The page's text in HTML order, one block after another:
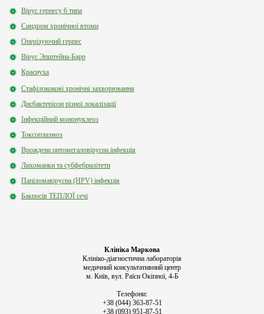
Вірус герпесу 6 типа
Синдром хронічної втоми
Оперізуючий герпес
Вірус Эпштейна-Барр
Краснуха
Стафілококові хронічні захворювання
Дисбактеріози різної локалізації
Інфекційний мононуклеоз
Токсоплазмоз
Врождена цитомегаловірусна інфекція
Лихоманки та субфебрилітети
Папіломавірусна (HPV) інфекція
Бакпосів ТЕПЛОЇ сечі
Клініка Маркова
Клініко-діагностична лабораторія
медичний консультативний центр
м. Київ, вул. Раїси Окіпної, 4-Б
Телефони:
+38 (044) 363-87-51
+38 (093) 951-87-51